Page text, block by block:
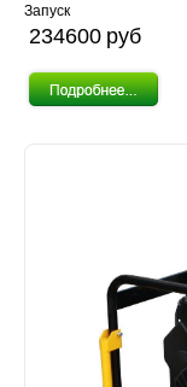
Запуск
234600 pуб